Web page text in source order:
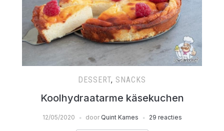
DESSERT, SNACKS
Koolhydraatarme käsekuchen
12/05/2020 door Quint Kames 29 reacties